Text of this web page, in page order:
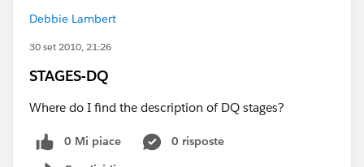
Debbie Lambert
30 set 2010, 21:26
STAGES-DQ
Where do I find the description of DQ stages?
0 Mi piace
0 risposte